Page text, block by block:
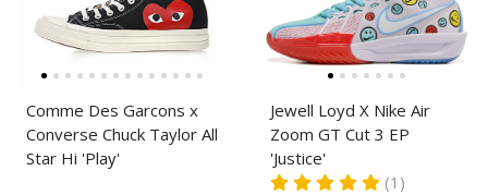
Comme Des Garcons x
Converse Chuck Taylor All
Star Hi 'Play'
Jewell Loyd X Nike Air
Zoom GT Cut 3 EP
'Justice'
(1)